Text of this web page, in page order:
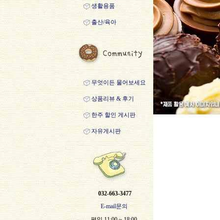
생활용품
출산/육아
무엇이든 물어보세요
상품리뷰 & 후기
한주 할인 게시판
자유게시판
032-663-3477
E-mail문의